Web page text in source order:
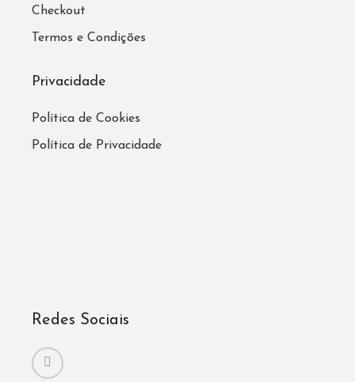
Checkout
Termos e Condições
Privacidade
Política de Cookies
Política de Privacidade
Redes Sociais